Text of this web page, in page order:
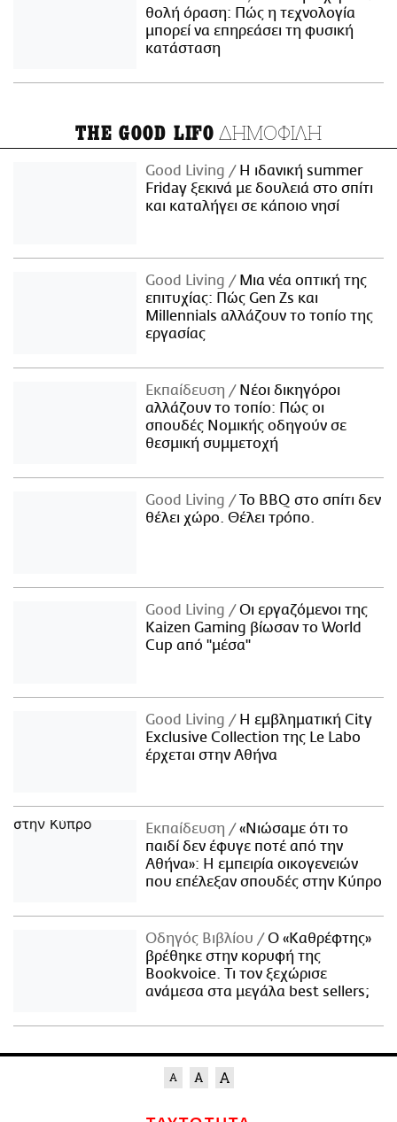
θολή όραση: Πώς η τεχνολογία
μπορεί να επηρεάσει τη φυσική
κατάσταση
THE GOOD LIFO ΔΗΜΟΦΙΛΗ
Good Living
Η ιδανική summer
Friday ξεκινά με δουλειά στο σπίτι
και καταλήγει σε κάποιο νησί
Good Living
Μια νέα οπτική της
επιτυχίας: Πώς Gen Zs και
Millennials αλλάζουν το τοπίο της
εργασίας
Εκπαίδευση
Νέοι δικηγόροι
αλλάζουν το τοπίο: Πώς οι
σπουδές Νομικής οδηγούν σε
θεσμική συμμετοχή
Good Living
Το BBQ στο σπίτι δεν
θέλει χώρο. Θέλει τρόπο.
Good Living
Οι εργαζόμενοι της
Kaizen Gaming βίωσαν το World
Cup από "μέσα"
Good Living
Η εμβληματική City
Exclusive Collection της Le Labo
έρχεται στην Αθήνα
Εκπαίδευση
«Νιώσαμε ότι το
παιδί δεν έφυγε ποτέ από την
Αθήνα»: Η εμπειρία οικογενειών
που επέλεξαν σπουδές στην Κύπρο
Οδηγός Βιβλίου
Ο «Καθρέφτης»
βρέθηκε στην κορυφή της
Bookvoice. Τι τον ξεχώρισε
ανάμεσα στα μεγάλα best sellers;